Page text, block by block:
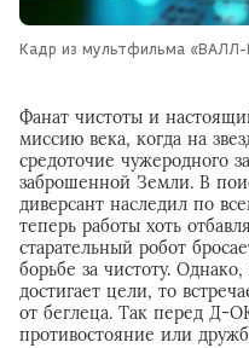
Кадр из мультфильма
Фанат чистоты и
миссию века, когда на
средоточие чужеродного
заброшенной Земли. В
диверсант наследил по
теперь работы хоть
старательный робот
борьбе за чистоту.
достигает цели, то
от беглеца. Так перед Д-
противостояние или